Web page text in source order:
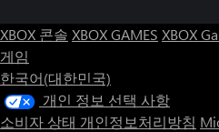
XBOX 콘솔 XBOX GAMES XBOX
게임
한국어(대한민국)
개인 정보 선택 사항
소비자 상태 개인정보처리방침